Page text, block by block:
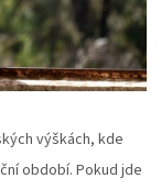
výškách, kde
období. Pokud jde